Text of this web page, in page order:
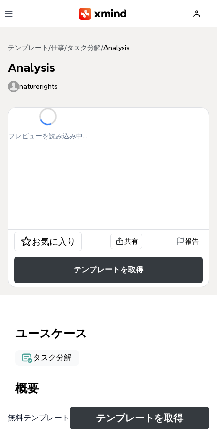
テンプレート /仕事/タスク分解/Analysis
Analysis
naturerights
プレビューを読み込み中...
お気に入り 共有 報告
テンプレートを取得
ユースケース
タスク分解
概要
The Analysis mind map template is designed for
environmental data analysts and project managers
無料テンプレート テンプレートを取得